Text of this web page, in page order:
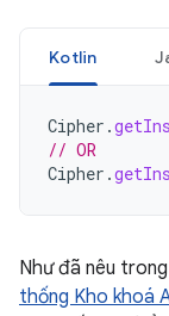
Kotlin
Cipher .
// OR
Cipher .
Như đã nêu
thống Kho khoá